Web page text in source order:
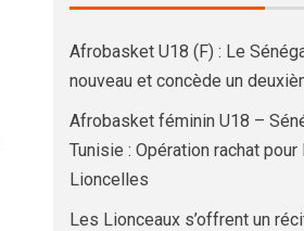
Afrobasket U18 (F) : Le
nouveau et concède un
Afrobasket féminin U18 –
Tunisie : Opération rachat pour
Lioncelles
Les Lionceaux s’offrent un